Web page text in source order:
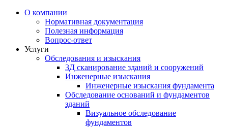
О компании
Нормативная документация
Полезная информация
Вопрос-ответ
Услуги
Обследования и изыскания
3Д сканирование зданий и сооружений
Инженерные изыскания
Инженерные изыскания фундамента
Обследование оснований и фундаментов
зданий
Визуальное обследование
фундаментов